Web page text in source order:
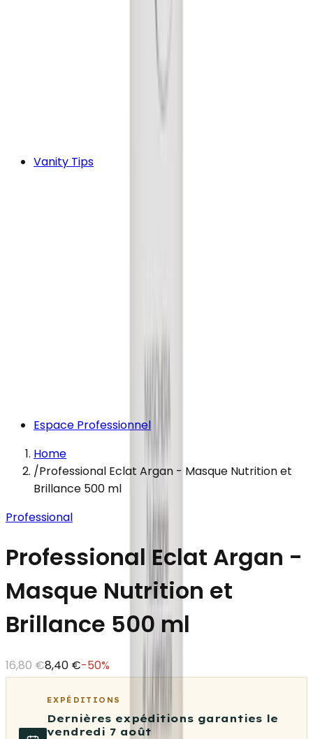
Vanity Tips
Espace Professionnel
Home
/Professional Eclat Argan - Masque Nutrition et
Brillance 500 ml
Professional
Professional Eclat Argan -
Masque Nutrition et
Brillance 500 ml
16,80 €8,40 €-50%
EXPÉDITIONS
Dernières expéditions garanties le
vendredi 7 août